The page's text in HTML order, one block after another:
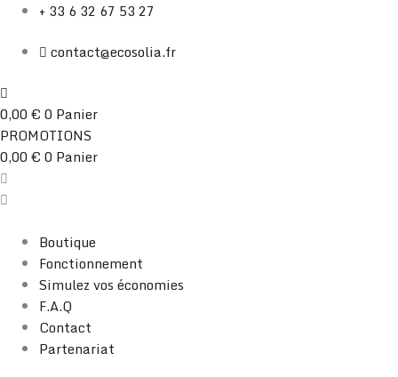
Aller
contenu
+ 33 6 32 67 53 27
contact@ecosolia.fr
0,00 € 0 Panier
PROMOTIONS
0,00 € 0 Panier
Boutique
Fonctionnement
Simulez vos économies
F.A.Q
Contact
Partenariat
Trié
prix